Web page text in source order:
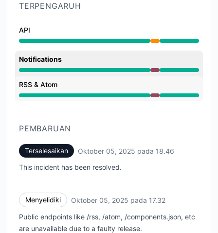
TERPENGARUH
API
Gangguan Sebagian dari 5:32 PM ke 6:46 PM
Notifications
Gangguan Besar dari 5:32 PM ke 6:46 PM
RSS & Atom
Gangguan Besar dari 5:32 PM ke 6:46 PM
PEMBARUAN
Terselesaikan Oktober 05, 2025 pada 18.46
This incident has been resolved.
Menyelidiki Oktober 05, 2025 pada 17.32
Public endpoints like /rss, /atom, /components.json, etc
are unavailable due to a faulty release.